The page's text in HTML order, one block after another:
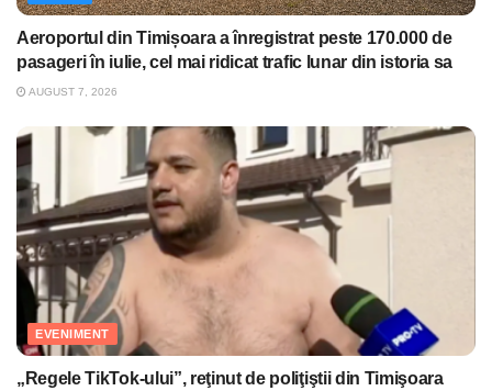
Aeroportul din Timișoara a înregistrat peste 170.000 de
pasageri în iulie, cel mai ridicat trafic lunar din istoria sa
AUGUST 7, 2026
EVENIMENT
„Regele TikTok-ului”, reţinut de poliţiştii din Timişoara